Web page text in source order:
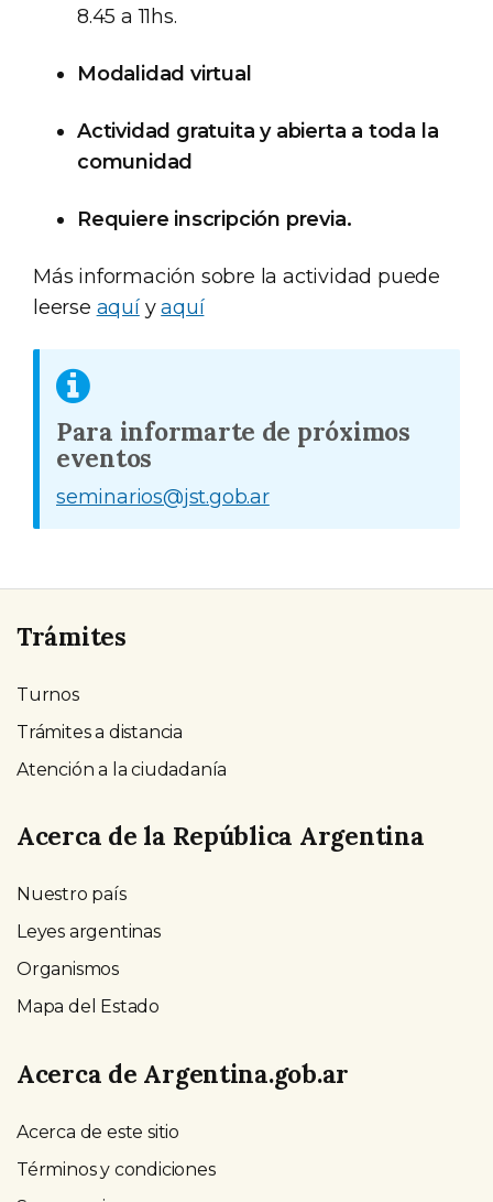
8.45 a 11hs.
Modalidad virtual
Actividad gratuita y abierta a toda la
comunidad
Requiere inscripción previa.
Más información sobre la actividad puede
leerse aquíyaquí
Para informarte de próximos
eventos
seminarios@jst.gob.ar
Trámites
Turnos
Trámites a distancia
Atención a la ciudadanía
Acerca de la República Argentina
Nuestro país
Leyes argentinas
Organismos
Mapa del Estado
Acerca de Argentina.gob.ar
Acerca de este sitio
Términos y condiciones